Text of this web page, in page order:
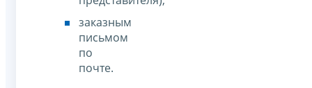
заказным
письмом
по
почте.